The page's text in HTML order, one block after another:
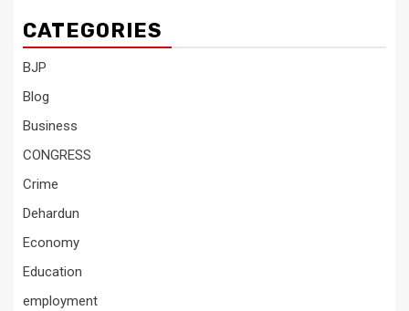
CATEGORIES
BJP
Blog
Business
CONGRESS
Crime
Dehardun
Economy
Education
employment